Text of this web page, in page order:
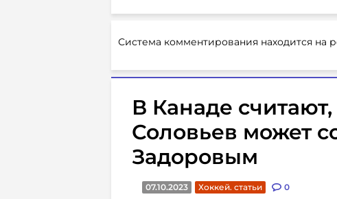
Система комментирования находится на
В Канаде
Соловьев может
Задоровым
07.10.2023 Хоккей. статьи 0